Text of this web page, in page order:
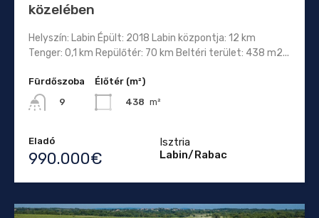
közelében
Helyszín: Labin Épült: 2018 Labin központja: 12 km
Tenger: 0,1 km Repülőtér: 70 km Beltéri terület: 438 m2...
Fürdőszoba
9
Élőtér (m²)
438 m²
Eladó
990.000€
Isztria
Labin/Rabac